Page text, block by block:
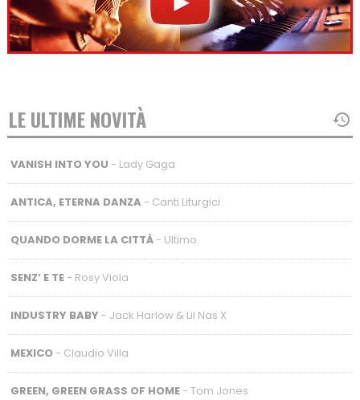
LE ULTIME NOVITÀ
VANISH INTO YOU - Lady Gaga
ANTICA, ETERNA DANZA - Canti Liturgici
QUANDO DORME LA CITTÀ- Ultimo
SENZ’ E TE- Rosy Viola
INDUSTRY BABY - Jack Harlow & Lil Nas X
MEXICO- Claudio Villa
GREEN, GREEN GRASS OF HOME- Tom Jones